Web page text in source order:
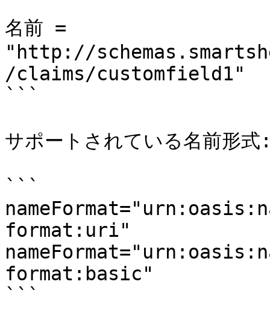
名前 =
"http://
/claims/customfield1"
```
サポートされている名前形
```
format:uri"
format:basic"
```